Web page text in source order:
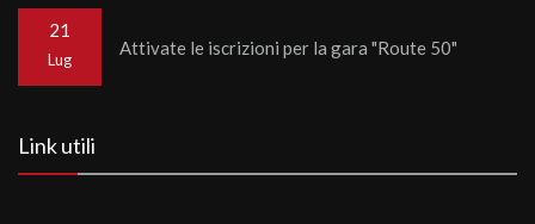
21
Lug
Attivate le iscrizioni per la gara "Route 50"
Link utili